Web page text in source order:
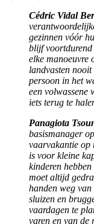
Cédric Vidal
gezinnen vóór
blijf voortdurend
elke manoeuvre
landvasten nooit
persoon in het
een volwassene
iets terug te
Panagiota
basismanager
vaarvakantie op
is voor kleine
kinderen
moet altijd
handen weg
sluizen en
vaardagen te
varen en van de